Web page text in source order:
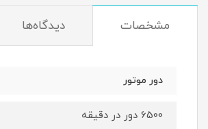
مشخصات دیدگاه‌ها
دور موتور
6500 دور در دقیقه